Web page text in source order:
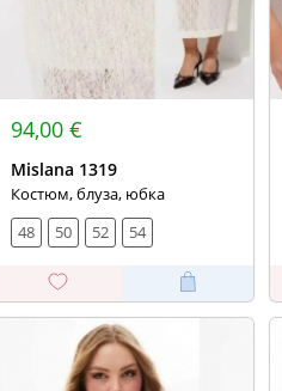
94,00 €
Mislana 1319
Костюм, блуза, юбка
48
50 52 54